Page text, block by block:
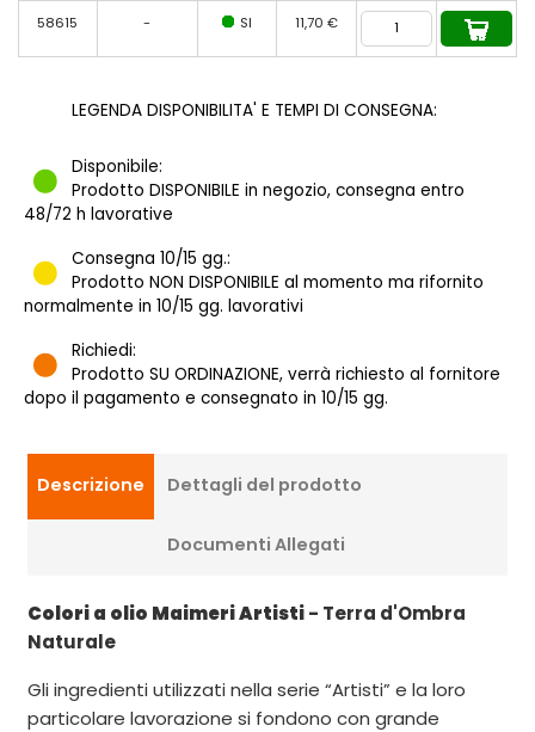
58615 - SI 11,70 €
LEGENDA DISPONIBILITA' E TEMPI DI CONSEGNA:
Disponibile:
Prodotto DISPONIBILE in negozio, consegna entro
48/72 h lavorative
Consegna 10/15 gg.:
Prodotto NON DISPONIBILE al momento ma rifornito
normalmente in 10/15 gg. lavorativi
Richiedi:
Prodotto SU ORDINAZIONE, verrà richiesto al fornitore
dopo il pagamento e consegnato in 10/15 gg.
Descrizione Dettagli del prodotto
Documenti Allegati
Colori a olio Maimeri Artisti- Terra d'Ombra
Naturale
Gli ingredienti utilizzati nella serie “Artisti” e la loro
particolare lavorazione si fondono con grande